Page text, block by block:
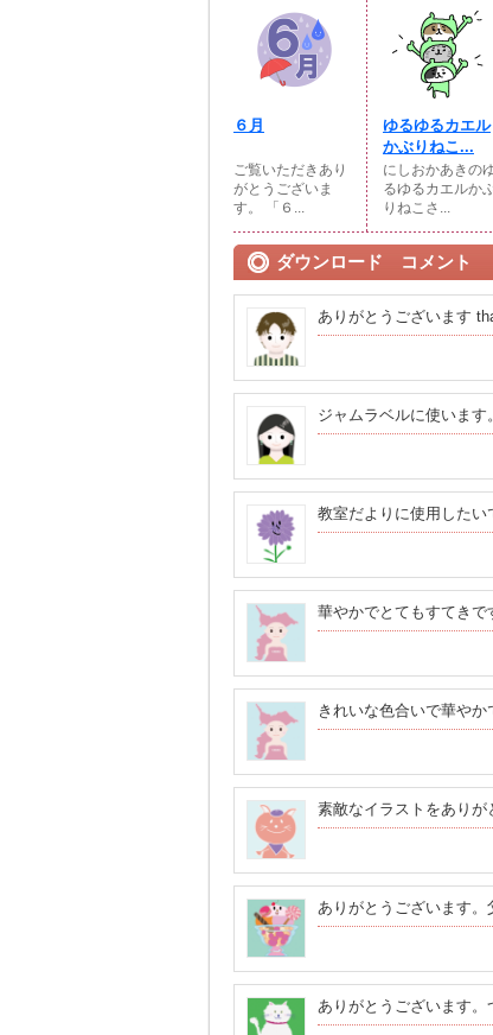
６月
ご覧いただきあり
がとうございま
す。 「６...
ゆるゆるカエル
かぶりねこ...
にしおかあきの
るゆるカエルか
りねこさ...
ダウンロード コメント
ありがとうございます
ジャムラベルに使いま
教室だよりに使用したい
華やかでとてもすてき
きれいな色合いで華やか
素敵なイラストをありが
ありがとうございます。
ありがとうございます。